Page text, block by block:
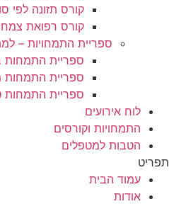
קורס תזונה לפי
קורס רפואת
ספריית התמחויות –
ספריית התמחות
ספריית התמחות
ספריית התמחות
לוח אירועים
התמחויות וקורסים
הטבות למטפלים
תפריט
עמוד הבית
אודות